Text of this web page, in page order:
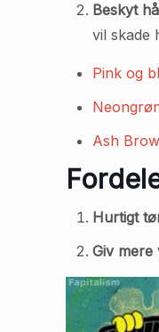
Beskyt
vil skade
Pink og
Ash
Hurtigt
Giv mere